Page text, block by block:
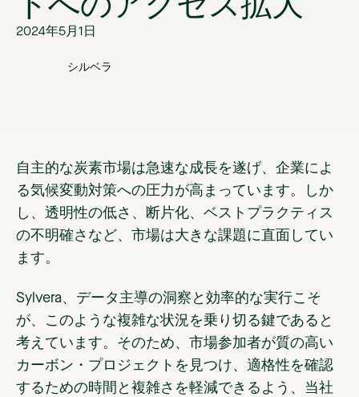
2024年5月1日
シルベラ
自主的な炭素市場は急速な成長を遂げ、企業によ
る気候変動対策への圧力が高まっています。しか
し、透明性の低さ、断片化、ベストプラクティス
の不明確さなど、市場は大きな課題に直面してい
ます。
Sylvera、データ主導の洞察と効率的な実行こそ
が、このような複雑な状況を乗り切る鍵であると
考えています。そのため、市場参加者が質の高い
カーボン・プロジェクトを見つけ、適格性を確認
するための時間と複雑さを軽減できるよう、当社